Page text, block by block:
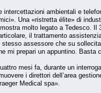
intercettazioni ambientali e
Una «ristretta élite» di
molto legato a Tedesco. Il
il trattamento
stesso assessore che su
mi prepari un appuntino. Basta
mesi fa, durante un
i direttori dell’area
Medical spa».